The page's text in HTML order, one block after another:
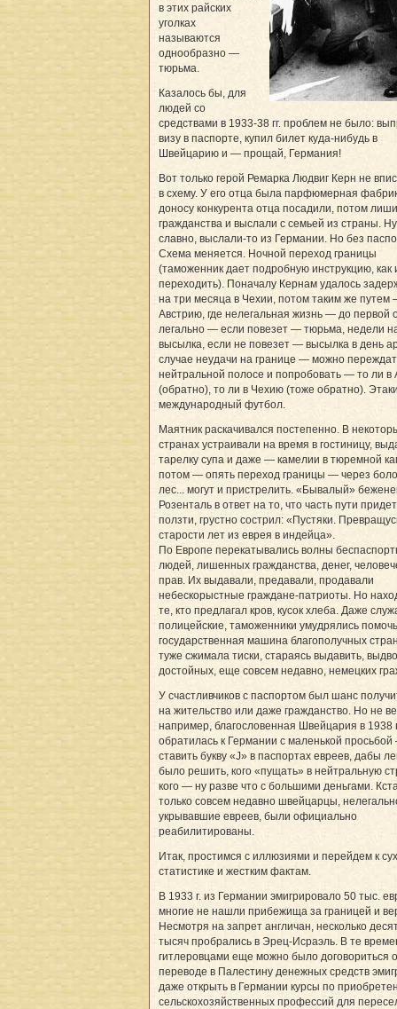
в этих райских
уголках
называются
однообразно —
тюрьма.
Казалось бы, для
людей со
средствами в 1933-38 гг. проблем не было:
визу в паспорте, купил билет куда-нибудь в
Швейцарию и — прощай, Германия!
Вот только герой Ремарка Людвиг Керн не
в схему. У его отца была парфюмерная
доносу конкурента отца посадили, потом
гражданства и выслали с семьей из страны.
славно, выслали-то из Германии. Но без
Схема меняется. Ночной переход границы
(таможенник дает подробную инструкцию, как
переходить). Поначалу Кернам удалось
на три месяца в Чехии, потом таким же путем
Австрию, где нелегальная жизнь — до первой
легально — если повезет — тюрьма, недели
высылка, если не повезет — высылка в день
случае неудачи на границе — можно
нейтральной полосе и попробовать — то ли в
(обратно), то ли в Чехию (тоже обратно).
международный футбол.
Маятник раскачивался постепенно. В
странах устраивали на время в гостиницу,
тарелку супа и даже — камелии в тюремной
потом — опять переход границы — через
лес... могут и пристрелить. «Бывалый»
Розенталь в ответ на то, что часть пути
ползти, грустно сострил: «Пустяки.
старости лет из еврея в индейца».
По Европе перекатывались волны
людей, лишенных гражданства, денег,
прав. Их выдавали, предавали, продавали
небескорыстные граждане-патриоты. Но
те, кто предлагал кров, кусок хлеба. Даже
полицейские, таможенники умудрялись
государственная машина благополучных
туже сжимала тиски, стараясь выдавить,
достойных, еще совсем недавно, немецких
У счастливчиков с паспортом был шанс
на жительство или даже гражданство. Но не
например, благословенная Швейцария в 1938
обратилась к Германии с маленькой
ставить букву «J» в паспортах евреев, дабы
было решить, кого «пущать» в нейтральную
кого — ну разве что с большими деньгами.
только совсем недавно швейцарцы,
укрывавшие евреев, были официально
реабилитированы.
Итак, простимся с иллюзиями и перейдем к
статистике и жестким фактам.
В 1933 г. из Германии эмигрировало 50 тыс.
многие не нашли прибежища за границей и
Несмотря на запрет англичан, несколько
тысяч пробрались в Эрец-Исраэль. В те
гитлеровцами еще можно было договориться о
переводе в Палестину денежных средств
даже открыть в Германии курсы по
сельскохозяйственных профессий для